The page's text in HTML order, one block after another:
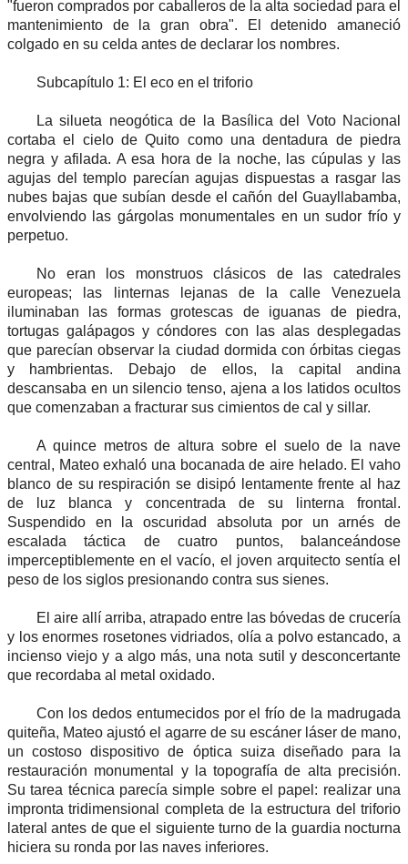
"fueron comprados por caballeros de la alta sociedad para el
mantenimiento de la gran obra". El detenido amaneció
colgado en su celda antes de declarar los nombres.
Subcapítulo 1: El eco en el triforio
La silueta neogótica de la Basílica del Voto Nacional
cortaba el cielo de Quito como una dentadura de piedra
negra y afilada. A esa hora de la noche, las cúpulas y las
agujas del templo parecían agujas dispuestas a rasgar las
nubes bajas que subían desde el cañón del Guayllabamba,
envolviendo las gárgolas monumentales en un sudor frío y
perpetuo.
No eran los monstruos clásicos de las catedrales
europeas; las linternas lejanas de la calle Venezuela
iluminaban las formas grotescas de iguanas de piedra,
tortugas galápagos y cóndores con las alas desplegadas
que parecían observar la ciudad dormida con órbitas ciegas
y hambrientas. Debajo de ellos, la capital andina
descansaba en un silencio tenso, ajena a los latidos ocultos
que comenzaban a fracturar sus cimientos de cal y sillar.
A quince metros de altura sobre el suelo de la nave
central, Mateo exhaló una bocanada de aire helado. El vaho
blanco de su respiración se disipó lentamente frente al haz
de luz blanca y concentrada de su linterna frontal.
Suspendido en la oscuridad absoluta por un arnés de
escalada táctica de cuatro puntos, balanceándose
imperceptiblemente en el vacío, el joven arquitecto sentía el
peso de los siglos presionando contra sus sienes.
El aire allí arriba, atrapado entre las bóvedas de crucería
y los enormes rosetones vidriados, olía a polvo estancado, a
incienso viejo y a algo más, una nota sutil y desconcertante
que recordaba al metal oxidado.
Con los dedos entumecidos por el frío de la madrugada
quiteña, Mateo ajustó el agarre de su escáner láser de mano,
un costoso dispositivo de óptica suiza diseñado para la
restauración monumental y la topografía de alta precisión.
Su tarea técnica parecía simple sobre el papel: realizar una
impronta tridimensional completa de la estructura del triforio
lateral antes de que el siguiente turno de la guardia nocturna
hiciera su ronda por las naves inferiores.